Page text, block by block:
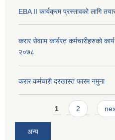
EBA II कार्यक्रम प्रस्तावको लागि
करार सेवााम कार्यरत कर्मचारीहरुको
२०७८
करार कर्मचारी दरखास्त फारम नमुना
Pages1 2
अन्य